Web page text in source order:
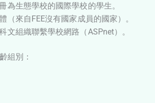
為生態學校的國際學校的學生。
（來自FEE沒有國家成員的國家）。
文組織聯繫學校網路（ASPnet）。
組別：